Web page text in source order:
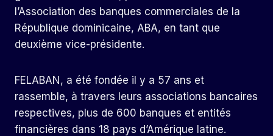
l’Association des banques commerciales de la
République dominicaine, ABA, en tant que
deuxième vice-présidente.
FELABAN, a été fondée il y a 57 ans et
rassemble, à travers leurs associations bancaires
respectives, plus de 600 banques et entités
financières dans 18 pays d’Amérique latine.